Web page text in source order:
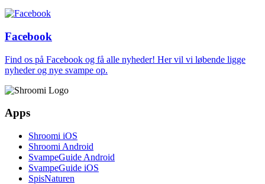
Facebook
Find os på Facebook og få alle nyheder! Her vil vi løbende ligge
nyheder og nye svampe op.
Apps
Shroomi iOS
Shroomi Android
SvampeGuide Android
SvampeGuide iOS
SpisNaturen